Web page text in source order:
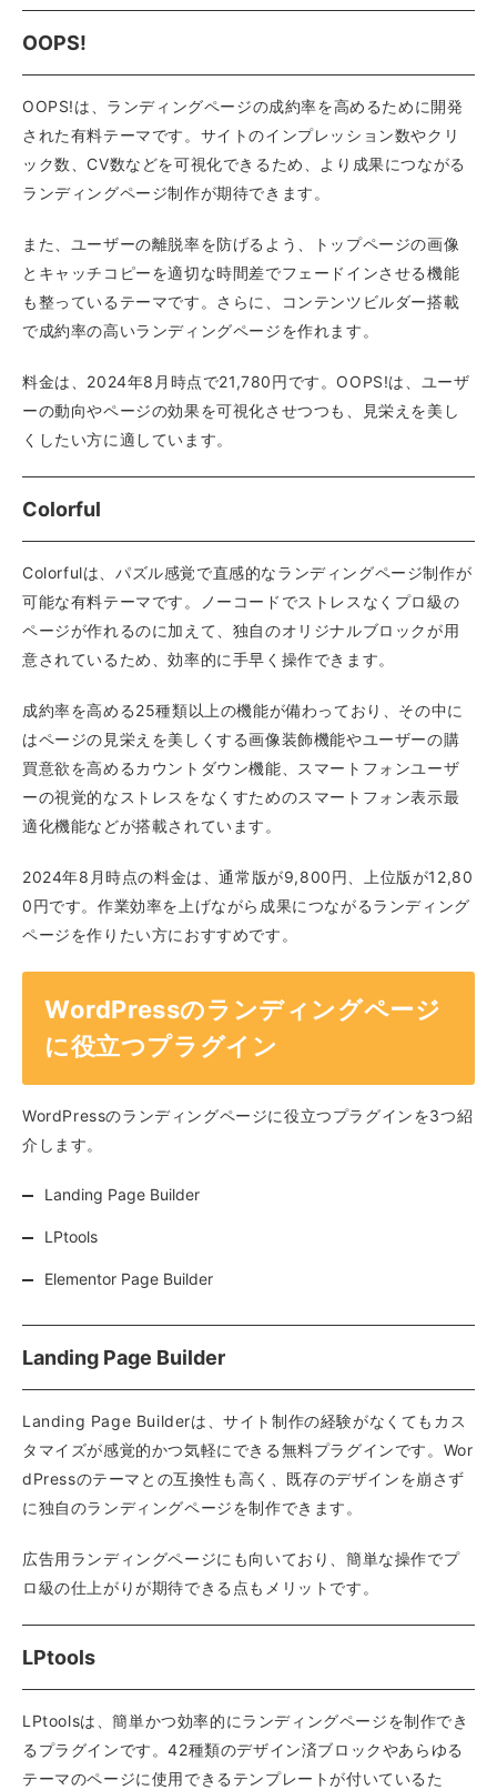
OOPS!
OOPS!は、ランディングページの成約率を高めるために開発
された有料テーマです。サイトのインプレッション数やクリ
ック数、CV数などを可視化できるため、より成果につながる
ランディングページ制作が期待できます。
また、ユーザーの離脱率を防げるよう、トップページの画像
とキャッチコピーを適切な時間差でフェードインさせる機能
も整っているテーマです。さらに、コンテンツビルダー搭載
で成約率の高いランディングページを作れます。
料金は、2024年8月時点で21,780円です。OOPS!は、ユーザ
ーの動向やページの効果を可視化させつつも、見栄えを美し
くしたい方に適しています。
Colorful
Colorfulは、パズル感覚で直感的なランディングページ制作が
可能な有料テーマです。ノーコードでストレスなくプロ級の
ページが作れるのに加えて、独自のオリジナルブロックが用
意されているため、効率的に手早く操作できます。
成約率を高める25種類以上の機能が備わっており、その中に
はページの見栄えを美しくする画像装飾機能やユーザーの購
買意欲を高めるカウントダウン機能、スマートフォンユーザ
ーの視覚的なストレスをなくすためのスマートフォン表示最
適化機能などが搭載されています。
2024年8月時点の料金は、通常版が9,800円、上位版が12,80
0円です。作業効率を上げながら成果につながるランディング
ページを作りたい方におすすめです。
WordPressのランディングページ
に役立つプラグイン
WordPressのランディングページに役立つプラグインを3つ紹
介します。
Landing Page Builder
LPtools
Elementor Page Builder
Landing Page Builder
Landing Page Builderは、サイト制作の経験がなくてもカス
タマイズが感覚的かつ気軽にできる無料プラグインです。Wor
dPressのテーマとの互換性も高く、既存のデザインを崩さず
に独自のランディングページを制作できます。
広告用ランディングページにも向いており、簡単な操作でプ
ロ級の仕上がりが期待できる点もメリットです。
LPtools
LPtoolsは、簡単かつ効率的にランディングページを制作でき
るプラグインです。42種類のデザイン済ブロックやあらゆる
テーマのページに使用できるテンプレートが付いているた